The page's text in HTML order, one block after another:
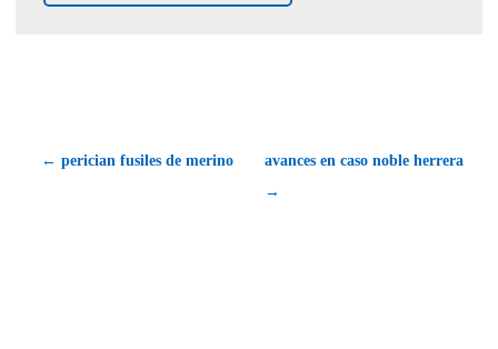
← perician fusiles de merino
avances en caso noble herrera
→